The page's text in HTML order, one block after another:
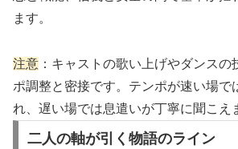
ます。
注意 ：キャストの歌い上げやダンスの
ポ調整と密接です。テンポが速い場で
れ、遅い場では息遣いが丁寧に聞こえ
二人の軸が引く物語のライン